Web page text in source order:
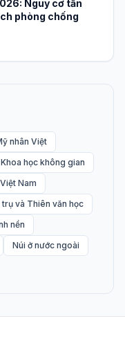
Nguy cơ tấn
phòng chống
nhân Việt
Khoa học không gian
Nam
trụ và Thiên văn học
nền
Núi ở nước ngoài